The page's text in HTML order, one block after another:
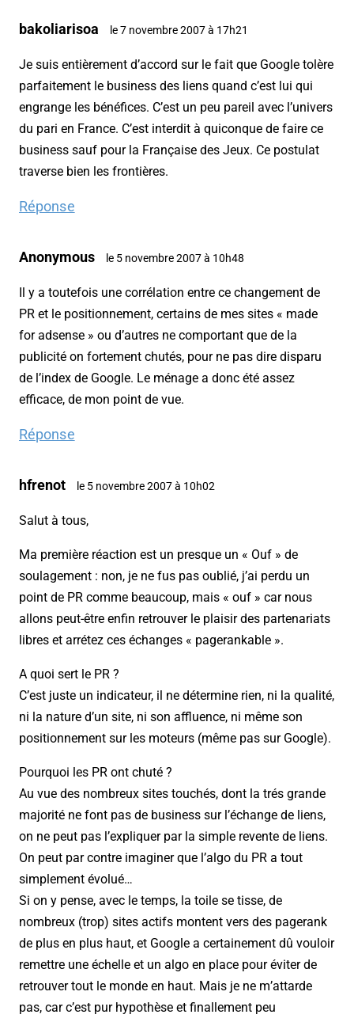
bakoliarisoa le 7 novembre 2007 à 17h21
Je suis entièrement d’accord sur le fait que Google tolère
parfaitement le business des liens quand c’est lui qui
engrange les bénéfices. C’est un peu pareil avec l’univers
du pari en France. C’est interdit à quiconque de faire ce
business sauf pour la Française des Jeux. Ce postulat
traverse bien les frontières.
Réponse
Anonymous le 5 novembre 2007 à 10h48
Il y a toutefois une corrélation entre ce changement de
PR et le positionnement, certains de mes sites « made
for adsense » ou d’autres ne comportant que de la
publicité on fortement chutés, pour ne pas dire disparu
de l’index de Google. Le ménage a donc été assez
efficace, de mon point de vue.
Réponse
hfrenot le 5 novembre 2007 à 10h02
Salut à tous,
Ma première réaction est un presque un « Ouf » de
soulagement : non, je ne fus pas oublié, j’ai perdu un
point de PR comme beaucoup, mais « ouf » car nous
allons peut-être enfin retrouver le plaisir des partenariats
libres et arrétez ces échanges « pagerankable ».
A quoi sert le PR ?
C’est juste un indicateur, il ne détermine rien, ni la qualité,
ni la nature d’un site, ni son affluence, ni même son
positionnement sur les moteurs (même pas sur Google).
Pourquoi les PR ont chuté ?
Au vue des nombreux sites touchés, dont la trés grande
majorité ne font pas de business sur l’échange de liens,
on ne peut pas l’expliquer par la simple revente de liens.
On peut par contre imaginer que l’algo du PR a tout
simplement évolué…
Si on y pense, avec le temps, la toile se tisse, de
nombreux (trop) sites actifs montent vers des pagerank
de plus en plus haut, et Google a certainement dû vouloir
remettre une échelle et un algo en place pour éviter de
retrouver tout le monde en haut. Mais je ne m’attarde
pas, car c’est pur hypothèse et finallement peu